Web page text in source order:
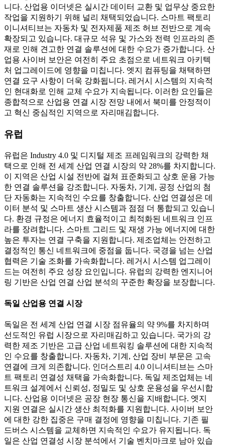
니다. 산업용 이더넷은 실시간 데이터 교환 및 업무상 중요한
작업을 지원하기 위해 널리 채택되었습니다. 스마트 팩토리
이니셔티브는 자동차 및 전자제품 제조 허브 전반으로 계속
확장되고 있습니다. 대규모 석유 및 가스와 전력 인프라의 존
재로 인해 견고한 연결 솔루션에 대한 수요가 증가합니다. 산
업용 사이버 보안은 여전히 ​​주요 초점으로 네트워크 아키텍
처 업그레이드에 영향을 미칩니다. 엣지 컴퓨팅을 채택하면
연결 요구 사항이 더욱 강화됩니다. 레거시 시스템의 지속적
인 현대화로 인해 교체 수요가 지속됩니다. 이러한 요인들은
종합적으로 산업용 연결 시장 전망 내에서 북미를 안정적이
고 혁신 중심적인 지역으로 자리매김합니다.
유럽
유럽은 Industry 4.0 및 디지털 제조 프레임워크의 강력한 채
택으로 인해 전 세계 산업 연결 시장의 약 28%를 차지합니다.
이 지역은 산업 시설 전반에 걸쳐 표준화되고 상호 운용 가능
한 연결 솔루션을 강조합니다. 자동차, 기계, 공정 산업의 첨
단 자동화는 지속적인 수요를 창출합니다. 산업 연결성은 데
이터 분석 및 스마트 생산 시스템과 점점 더 통합되고 있습니
다. 환경 규정은 에너지 효율적이고 최적화된 네트워크 인프
라를 장려합니다. 스마트 그리드 및 재생 가능 에너지에 대한
높은 투자는 연결 구축을 지원합니다. 제조업체는 안전하고
결정적인 통신 네트워크에 중점을 둡니다. 국경을 넘는 산업
협력은 기술 조화를 가속화합니다. 레거시 시스템 업그레이
드는 여전히 주요 성장 요인입니다. 유럽의 강력한 엔지니어
링 기반은 산업 연결 산업 분석의 꾸준한 확장을 보장합니다.
독일 산업용 연결 시장
독일은 전 세계 산업 연결 시장 점유율의 약 9%를 차지하며
선도적인 유럽 시장으로 자리매김하고 있습니다. 국가의 강
력한 제조 기반은 고급 산업 네트워킹 솔루션에 대한 지속적
인 수요를 창출합니다. 자동차, 기계, 산업 장비 부문은 고속
연결에 크게 의존합니다. 인더스트리 4.0 이니셔티브는 스마
트 팩토리 연결성 채택을 가속화합니다. 독일 제조업체는 네
트워크 설계에서 신뢰성, 정밀도 및 상호 운용성을 우선시합
니다. 산업용 이더넷은 공장 현장 통신을 지배합니다. 엣지
지원 연결은 실시간 생산 최적화를 지원합니다. 사이버 보안
에 대한 강한 집중은 구매 결정에 영향을 미칩니다. 기존 필
드버스 시스템을 교체하면 지속적인 수요가 유지됩니다. 독
일은 산업 연결성 시장 분석에서 기술 벤치마크로 남아 있습